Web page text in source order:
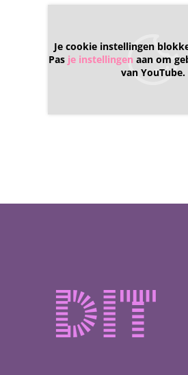
Je cookie instellingen
Pas je instellingen aan om
van YouTube.
Dit